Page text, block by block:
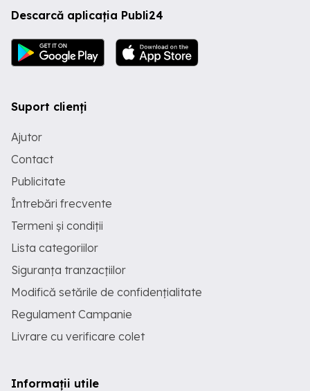
Descarcă aplicația Publi24
Suport clienți
Ajutor
Contact
Publicitate
Întrebări frecvente
Termeni și condiții
Lista categoriilor
Siguranța tranzacțiilor
Modifică setările de confidențialitate
Regulament Campanie
Livrare cu verificare colet
Informații utile